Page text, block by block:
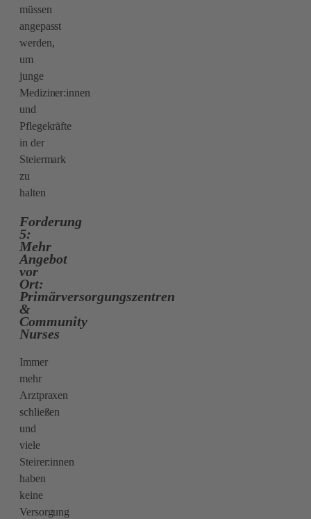
müssen
angepasst
werden,
um
junge
Mediziner:innen
und
Pflegekräfte
in der
Steiermark
zu
halten
Forderung
5:
Mehr
Angebot
vor
Ort:
Primärversorgungszentren
&
Community
Nurses
Immer
mehr
Arztpraxen
schließen
und
viele
Steirer:innen
haben
keine
Versorgung